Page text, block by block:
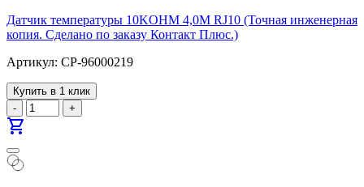
Датчик температуры 10KOHM 4,0M RJ10 (Точная инженерная
копия. Cделано по заказу Контакт Плюс.)
Артикул: CP-96000219
Купить в 1 клик
-
+
shopping_cart